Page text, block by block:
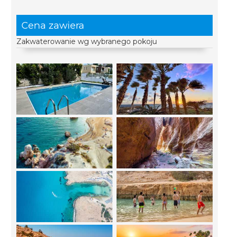
Cena zawiera
Zakwaterowanie wg wybranego pokoju